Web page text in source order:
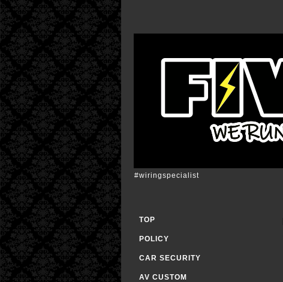
#wiringspecialist
TOP
POLICY
CAR SECURITY
AV CUSTOM